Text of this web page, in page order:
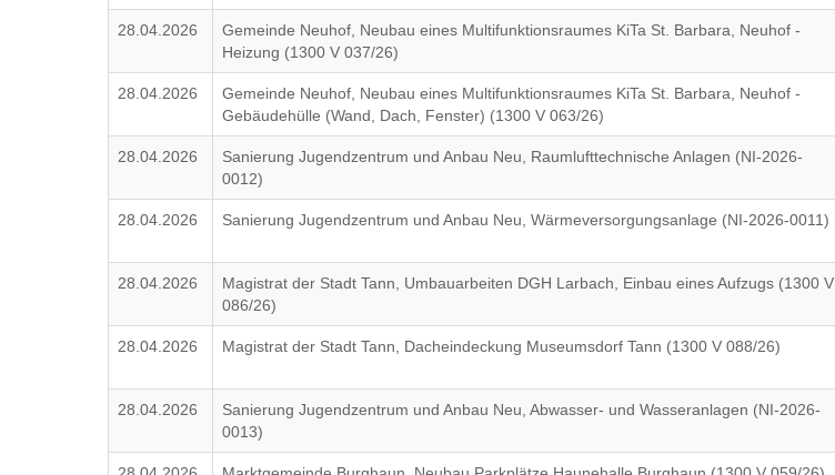
28.04.2026
Gemeinde Neuhof, Neubau eines Multifunktionsraumes KiTa St. Barbara, Neuhof -
Heizung (1300 V 037/26)
28.04.2026
Gemeinde Neuhof, Neubau eines Multifunktionsraumes KiTa St. Barbara, Neuhof -
Gebäudehülle (Wand, Dach, Fenster) (1300 V 063/26)
28.04.2026
Sanierung Jugendzentrum und Anbau Neu, Raumlufttechnische Anlagen (NI-2026-
0012)
28.04.2026 Sanierung Jugendzentrum und Anbau Neu, Wärmeversorgungsanlage (NI-2026-0011)
28.04.2026
Magistrat der Stadt Tann, Umbauarbeiten DGH Larbach, Einbau eines Aufzugs (1300 V
086/26)
28.04.2026 Magistrat der Stadt Tann, Dacheindeckung Museumsdorf Tann (1300 V 088/26)
28.04.2026
Sanierung Jugendzentrum und Anbau Neu, Abwasser- und Wasseranlagen (NI-2026-
0013)